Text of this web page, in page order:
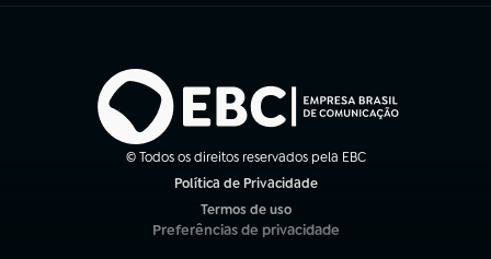
© Todos os direitos reservados pela EBC
Política de Privacidade
Termos de uso
(abre em nova aba)
Preferências de privacidade